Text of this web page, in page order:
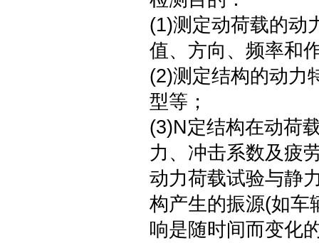
(1)测定动荷载的动
值、方向、频率和
(2)测定结构的动力
型等；
(3)N定结构在动荷
力、冲击系数及疲
动力荷载试验与静
构产生的振源(如车
响是随时间而变化